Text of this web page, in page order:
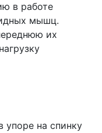
в работе
мышц.
их
упоре на спинку